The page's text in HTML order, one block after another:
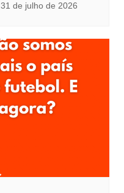
31 de julho de 2026